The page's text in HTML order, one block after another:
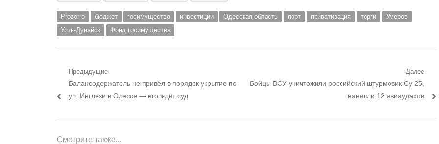
Prozorro бюджет госимущество инвестиции Одесская область порт приватизация торги
Умеров
Усть-Дунайск
Фонд госимущества
Навигация
по
Предыдущие
Предыдущий
пост:
Балансодержатель не привёл в порядок укрытие по
ул. Инглези в Одессе — его ждёт суд
Далее
Следующий
Бойцы ВСУ уничтожили российский штурмовик Су-25,
нанесли 12 авиаударов
Смотрите также...